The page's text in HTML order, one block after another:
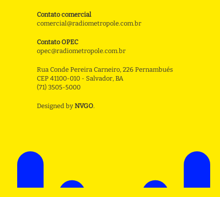
Contato comercial
comercial@radiometropole.com.br
Contato OPEC
opec@radiometropole.com.br
Rua Conde Pereira Carneiro, 226 Pernambués
CEP 41100-010 - Salvador, BA
(71) 3505-5000
Designed by NVGO.